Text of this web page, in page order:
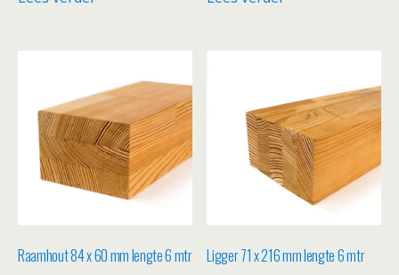
Raamhout 84 x 60 mm lengte 6 mtr Ligger 71 x 216 mm lengte 6 mtr